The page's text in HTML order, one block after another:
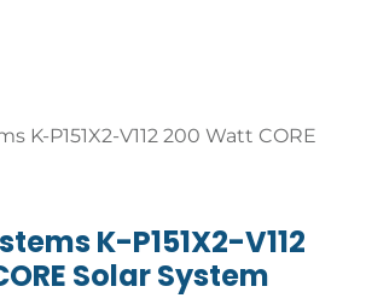
K-P151X2-V112 200 Watt CORE
K-P151X2-V112
Solar System